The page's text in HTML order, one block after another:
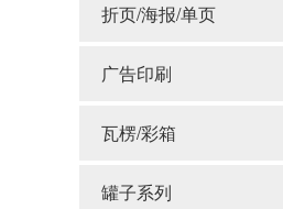
折页/海报/单页
广告印刷
瓦楞/彩箱
罐子系列